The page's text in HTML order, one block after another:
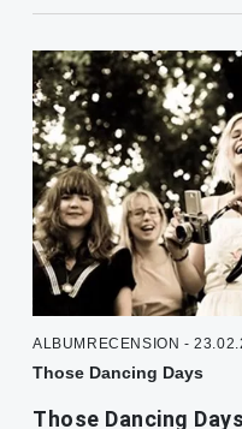
ALBUMRECENSION -
Those Dancing Days
Those Dancing